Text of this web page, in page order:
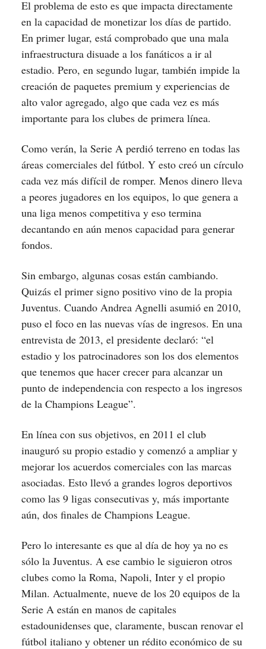
El problema de esto es que impacta directamente
en la capacidad de monetizar los días de partido.
En primer lugar, está comprobado que una mala
infraestructura disuade a los fanáticos a ir al
estadio. Pero, en segundo lugar, también impide la
creación de paquetes premium y experiencias de
alto valor agregado, algo que cada vez es más
importante para los clubes de primera línea.
Como verán, la Serie A perdió terreno en todas las
áreas comerciales del fútbol. Y esto creó un círculo
cada vez más difícil de romper. Menos dinero lleva
a peores jugadores en los equipos, lo que genera a
una liga menos competitiva y eso termina
decantando en aún menos capacidad para generar
fondos.
Sin embargo, algunas cosas están cambiando.
Quizás el primer signo positivo vino de la propia
Juventus. Cuando Andrea Agnelli asumió en 2010,
puso el foco en las nuevas vías de ingresos. En una
entrevista de 2013, el presidente declaró: “el
estadio y los patrocinadores son los dos elementos
que tenemos que hacer crecer para alcanzar un
punto de independencia con respecto a los ingresos
de la Champions League”.
En línea con sus objetivos, en 2011 el club
inauguró su propio estadio y comenzó a ampliar y
mejorar los acuerdos comerciales con las marcas
asociadas. Esto llevó a grandes logros deportivos
como las 9 ligas consecutivas y, más importante
aún, dos finales de Champions League.
Pero lo interesante es que al día de hoy ya no es
sólo la Juventus. A ese cambio le siguieron otros
clubes como la Roma, Napoli, Inter y el propio
Milan. Actualmente, nueve de los 20 equipos de la
Serie A están en manos de capitales
estadounidenses que, claramente, buscan renovar el
fútbol italiano y obtener un rédito económico de su